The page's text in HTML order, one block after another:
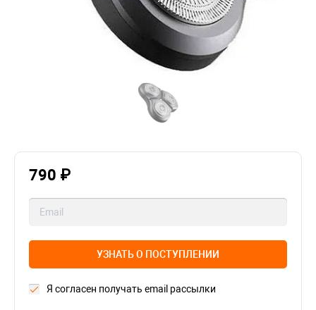
790 ₽
УЗНАТЬ О ПОСТУПЛЕНИИ
Я согласен получать email рассылки